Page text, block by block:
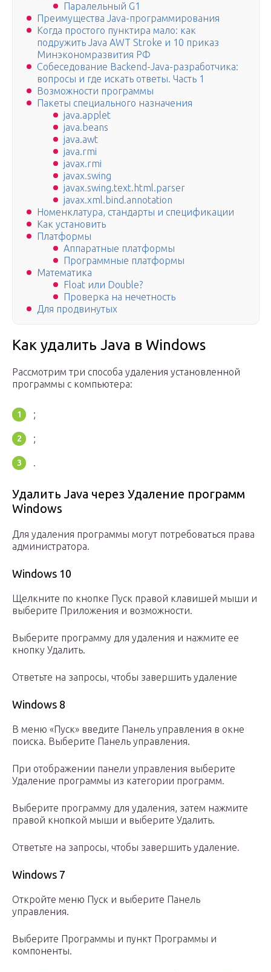
Паралельный G1
Преимущества Java-программирования
Когда простого пунктира мало: как
подружить Java AWT Stroke и 10 приказ
Минэкономразвития РФ
Собеседование Backend-Java-разработчика:
вопросы и где искать ответы. Часть 1
Возможности программы
Пакеты специального назначения
java.applet
java.beans
java.awt
java.rmi
javax.rmi
javax.swing
javax.swing.text.html.parser
javax.xml.bind.annotation
Номенклатура, стандарты и спецификации
Как установить
Платформы
Аппаратные платформы
Программные платформы
Математика
Float или Double?
Проверка на нечетность
Для продвинутых
Как удалить Java в Windows
Рассмотрим три способа удаления установленной
программы с компьютера:
;
;
.
Удалить Java через Удаление программ
Windows
Для удаления программы могут потребоваться права
администратора.
Windows 10
Щелкните по кнопке Пуск правой клавишей мыши и
выберите Приложения и возможности.
Выберите программу для удаления и нажмите ее
кнопку Удалить.
Ответьте на запросы, чтобы завершить удаление
Windows 8
В меню «Пуск» введите Панель управления в окне
поиска. Выберите Панель управления.
При отображении панели управления выберите
Удаление программы из категории программ.
Выберите программу для удаления, затем нажмите
правой кнопкой мыши и выберите Удалить.
Ответьте на запросы, чтобы завершить удаление.
Windows 7
Откройте меню Пуск и выберите Панель
управления.
Выберите Программы и пункт Программы и
компоненты.